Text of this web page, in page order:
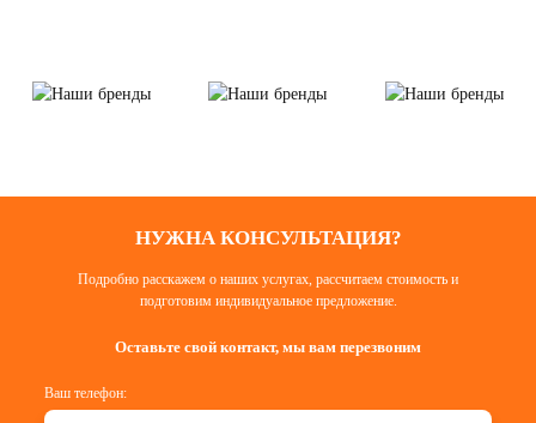
НУЖНА КОНСУЛЬТАЦИЯ?
Подробно расскажем о наших услугах, рассчитаем стоимость и
подготовим индивидуальное предложение.
Оставьте свой контакт, мы вам перезвоним
Ваш телефон: